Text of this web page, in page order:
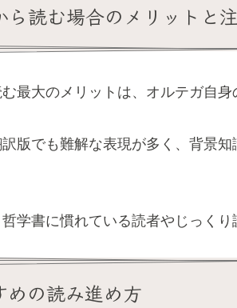
ら読む場合のメリットと
最大のメリットは、オルテガ自
版でも難解な表現が多く、背景
学書に慣れている読者やじっく
めの読み進め方